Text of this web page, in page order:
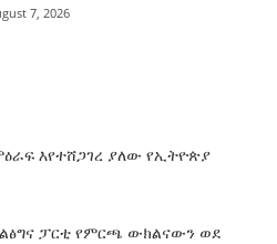
7, 2026
እየተሸጋገረ ያለው የኢትዮጵያ
ፓርቲ የምርጫ ውክልናውን ወደ